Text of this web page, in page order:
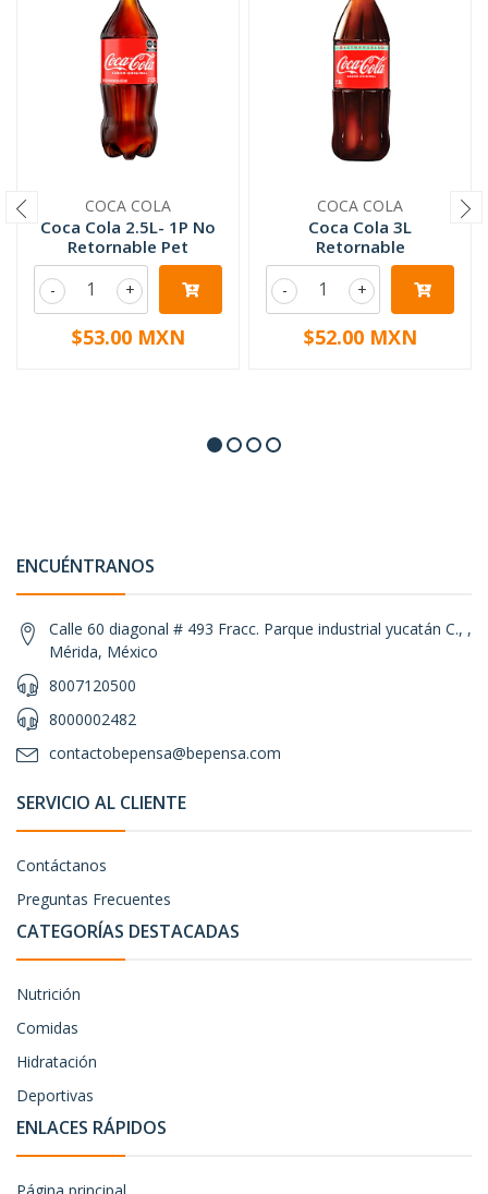
COCA COLA
Coca Cola 2.5L- 1P No
Retornable Pet
+
-
$53.00 MXN
COCA COLA
Coca Cola 3L
Retornable
+
-
$52.00 MXN
ENCUÉNTRANOS
Calle 60 diagonal # 493 Fracc. Parque industrial yucatán C., ,
Mérida, México
8007120500
8000002482
contactobepensa@bepensa.com
SERVICIO AL CLIENTE
Contáctanos
Preguntas Frecuentes
CATEGORÍAS DESTACADAS
Nutrición
Comidas
Hidratación
Deportivas
ENLACES RÁPIDOS